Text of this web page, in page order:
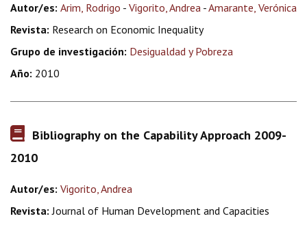
Autor/es: Arim, Rodrigo - Vigorito, Andrea -Amarante, Verónica
Revista: Research on Economic Inequality
Grupo de investigación: Desigualdad y Pobreza
Año: 2010
Bibliography on the Capability Approach 2009-
2010
Autor/es: Vigorito, Andrea
Revista: Journal of Human Development and Capacities